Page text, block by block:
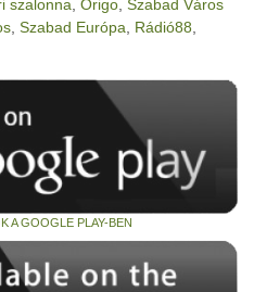
szalonna Origo Szabad Város
Szabad Európa Rádió88
A GOOGLE PLAY-BEN